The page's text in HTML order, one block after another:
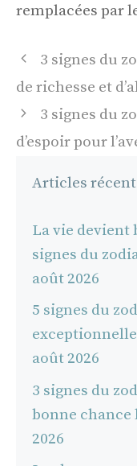
remplacées par
Navigation
des
3 signes du
de richesse et
3 signes du
d’espoir pour
Articles
La vie devient
signes du
août 2026
5 signes du
août 2026
3 signes du
bonne chance
2026